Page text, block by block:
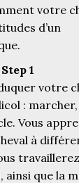
votre
d’un
1
votre
:
Vous
à
ainsi que la